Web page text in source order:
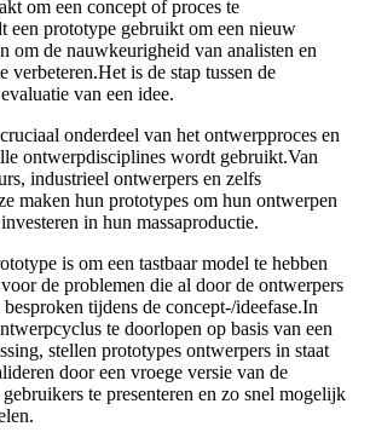
om een ​​concept of proces te
een prototype gebruikt om een ​​nieuw
om de nauwkeurigheid van analisten en
verbeteren.Het is de stap tussen de
van een idee.
onderdeel van het ontwerpproces en
ontwerpdisciplines wordt gebruikt.Van
industrieel ontwerpers en zelfs
maken hun prototypes om hun ontwerpen
in hun massaproductie.
is om een ​​tastbaar model te hebben
de problemen die al door de ontwerpers
tijdens de concept-/ideefase.In
te doorlopen op basis van een
stellen prototypes ontwerpers in staat
door een vroege versie van de
te presenteren en zo snel mogelijk